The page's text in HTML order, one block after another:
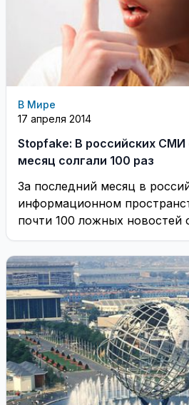
В Мире
17 апреля 2014
Stopfake: В российских СМИ
месяц солгали 100 раз
За последний месяц в
информационном
почти 100 ложных новостей
которые вводили в